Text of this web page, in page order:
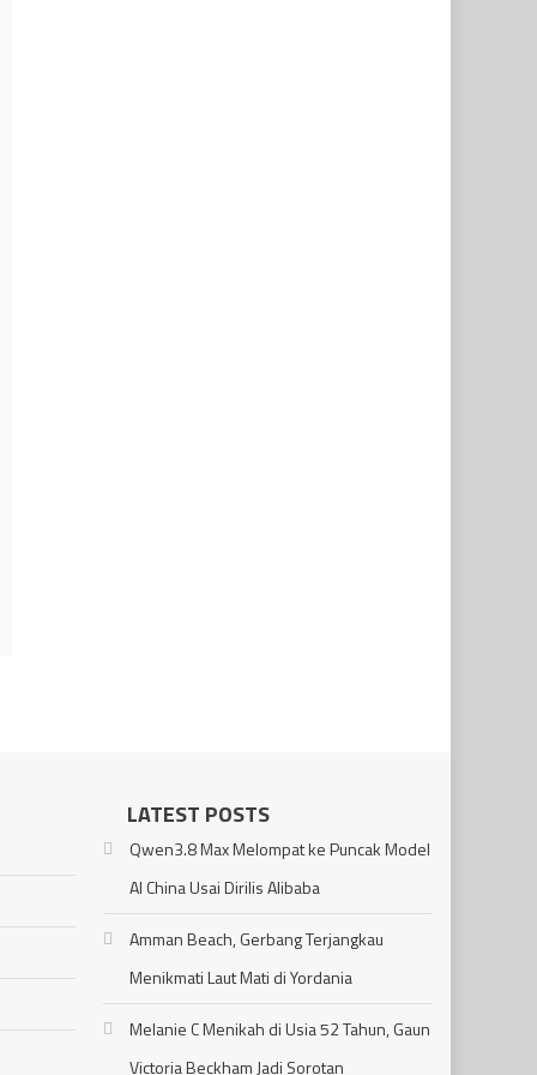
LATEST POSTS
Qwen3.8 Max Melompat ke Puncak Model
AI China Usai Dirilis Alibaba
Amman Beach, Gerbang Terjangkau
Menikmati Laut Mati di Yordania
Melanie C Menikah di Usia 52 Tahun, Gaun
Victoria Beckham Jadi Sorotan